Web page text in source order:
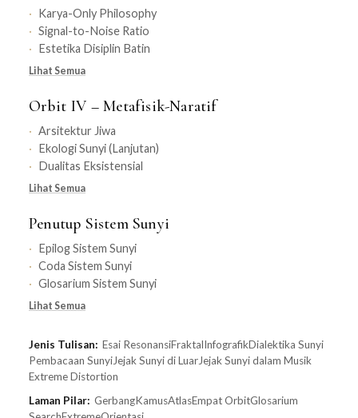
Karya-Only Philosophy
Signal-to-Noise Ratio
Estetika Disiplin Batin
Lihat Semua
Orbit IV – Metafisik-Naratif
Arsitektur Jiwa
Ekologi Sunyi (Lanjutan)
Dualitas Eksistensial
Lihat Semua
Penutup Sistem Sunyi
Epilog Sistem Sunyi
Coda Sistem Sunyi
Glosarium Sistem Sunyi
Lihat Semua
Jenis Tulisan: Esai ResonansiFraktalInfografikDialektika Sunyi
Pembacaan SunyiJejak Sunyi di LuarJejak Sunyi dalam Musik
Extreme Distortion
Laman Pilar: GerbangKamusAtlasEmpat OrbitGlosarium